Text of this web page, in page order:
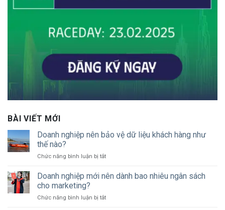
BÀI VIẾT MỚI
Doanh nghiệp nên bảo vệ dữ liệu khách hàng như
thế nào?
Chức năng bình luận bị tắtở
nghiệp
vệ
Doanh nghiệp mới nên dành bao nhiêu ngân sách
cho marketing?
Chức năng bình luận bị tắtở